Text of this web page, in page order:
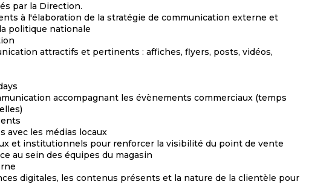
par la Direction.
à l'élaboration de la stratégie de communication externe et
politique nationale
attractifs et pertinents : affiches, flyers, posts, vidéos,
accompagnant les évènements commerciaux (temps
avec les médias locaux
et institutionnels pour renforcer la visibilité du point de vente
au sein des équipes du magasin
digitales, les contenus présents et la nature de la clientèle pour